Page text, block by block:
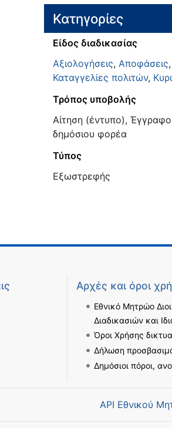
Κατηγορίες
Είδος διαδικασίας
Αξιολογήσεις, Αποφάσεις,
Καταγγελίες πολιτών,
Τρόπος υποβολής
Αίτηση (έντυπο),
δημόσιου φορέα
Τύπος
Εξωστρεφής
Αρχές και όροι
Εθνικό Μητρώο
Διαδικασιών και
Όροι Χρήσης
Δήλωση
Δημόσιοι πόροι,
API Εθνικού